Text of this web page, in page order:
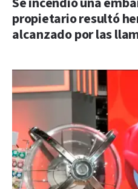
propietario resultó
alcanzado por las